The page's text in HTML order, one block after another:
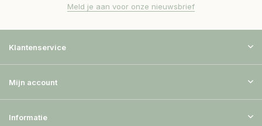
Meld je aan voor onze nieuwsbrief
Klantenservice
Mijn account
Informatie